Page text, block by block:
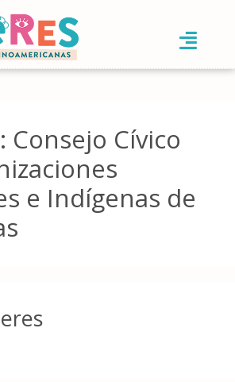
Consejo Cívico
e Indígenas de